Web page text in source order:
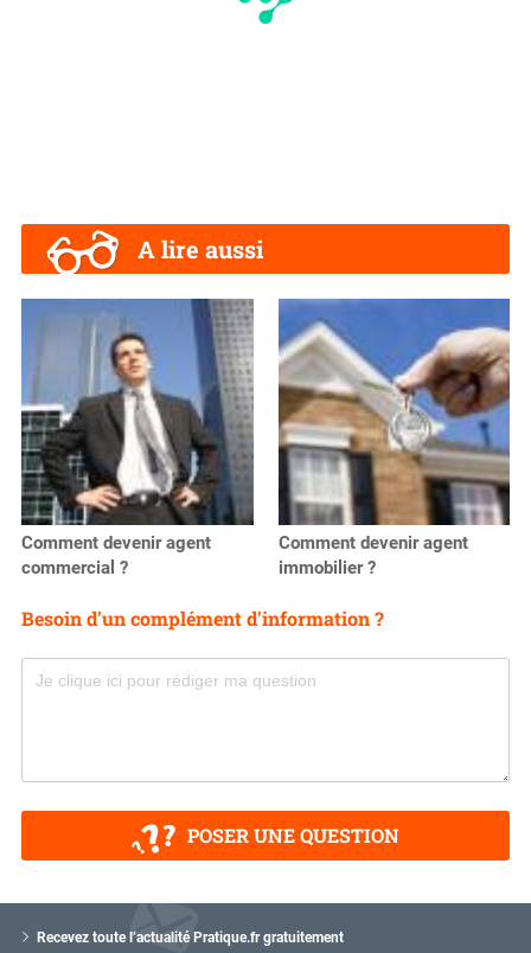
A lire aussi
Comment devenir agent
commercial ?
Comment devenir agent
immobilier ?
Besoin d'un complément d'information ?
POSER UNE QUESTION
Recevez toute l’actualité Pratique.fr gratuitement
o